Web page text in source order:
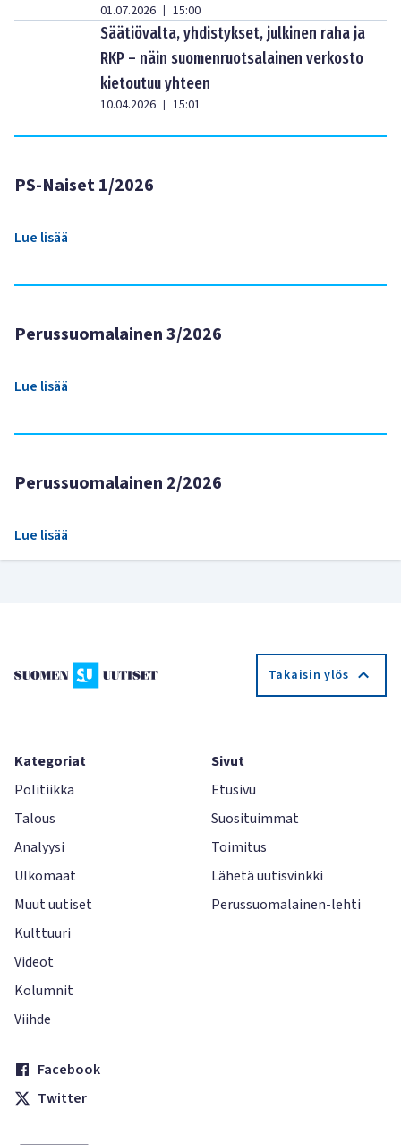
01.07.2026 | 15:00
Säätiövalta, yhdistykset, julkinen raha ja
RKP – näin suomenruotsalainen verkosto
kietoutuu yhteen
10.04.2026 | 15:01
PS-Naiset 1/2026
Lue lisää
Perussuomalainen 3/2026
Lue lisää
Perussuomalainen 2/2026
Lue lisää
Takaisin ylös
Kategoriat
Politiikka
Talous
Analyysi
Ulkomaat
Muut uutiset
Kulttuuri
Videot
Kolumnit
Viihde
Sivut
Etusivu
Suosituimmat
Toimitus
Lähetä uutisvinkki
Perussuomalainen-lehti
Facebook
Twitter